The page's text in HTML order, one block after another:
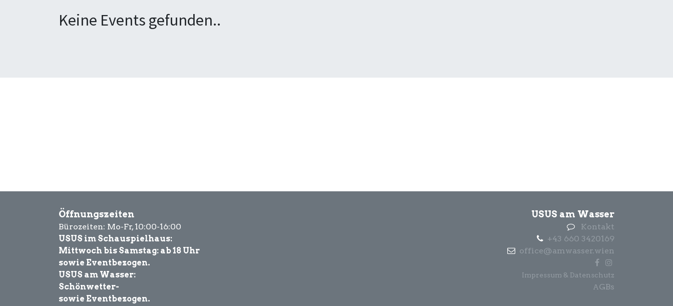
Keine Events gefunden..
Öffnungszeiten
Bürozeiten: Mo-Fr, 10:00-16:00
USUS im Schauspielhaus:
Mittwoch bis Samstag: ab 18 Uhr
sowie Eventbezogen.
USUS am Wasser:
Schönwetter-
sowie Eventbezogen.
USUS am Wasser
Kontakt
+43 660 3420169
office@amwasser.wien
Impressum & Datenschutz
AGBs